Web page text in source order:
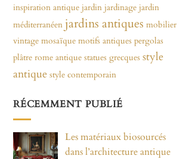
inspiration antique jardin jardinage jardin
méditerranéen jardins antiques mobilier
vintage mosaïque motifs antiques pergolas
plâtre rome antique statues grecques style
antique style contemporain
RÉCEMMENT PUBLIÉ
Les matériaux biosourcés
dans l’architecture antique